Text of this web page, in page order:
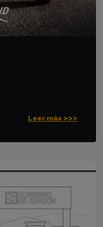
Leer más >>>